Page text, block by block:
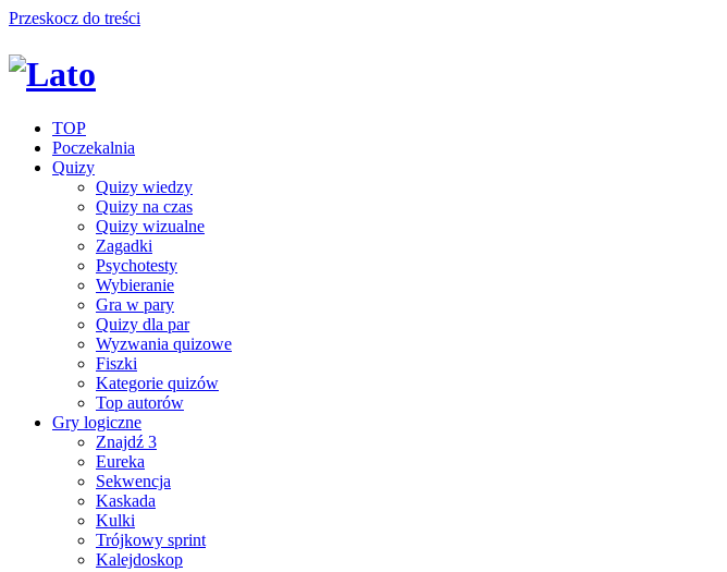
Przeskocz do treści
TOP
Poczekalnia
Quizy
Quizy wiedzy
Quizy na czas
Quizy wizualne
Zagadki
Psychotesty
Wybieranie
Gra w pary
Quizy dla par
Wyzwania quizowe
Fiszki
Kategorie quizów
Top autorów
Gry logiczne
Znajdź 3
Eureka
Sekwencja
Kaskada
Kulki
Trójkowy sprint
Kalejdoskop